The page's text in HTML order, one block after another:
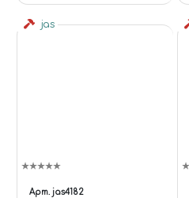
jas
Арт. jas4182